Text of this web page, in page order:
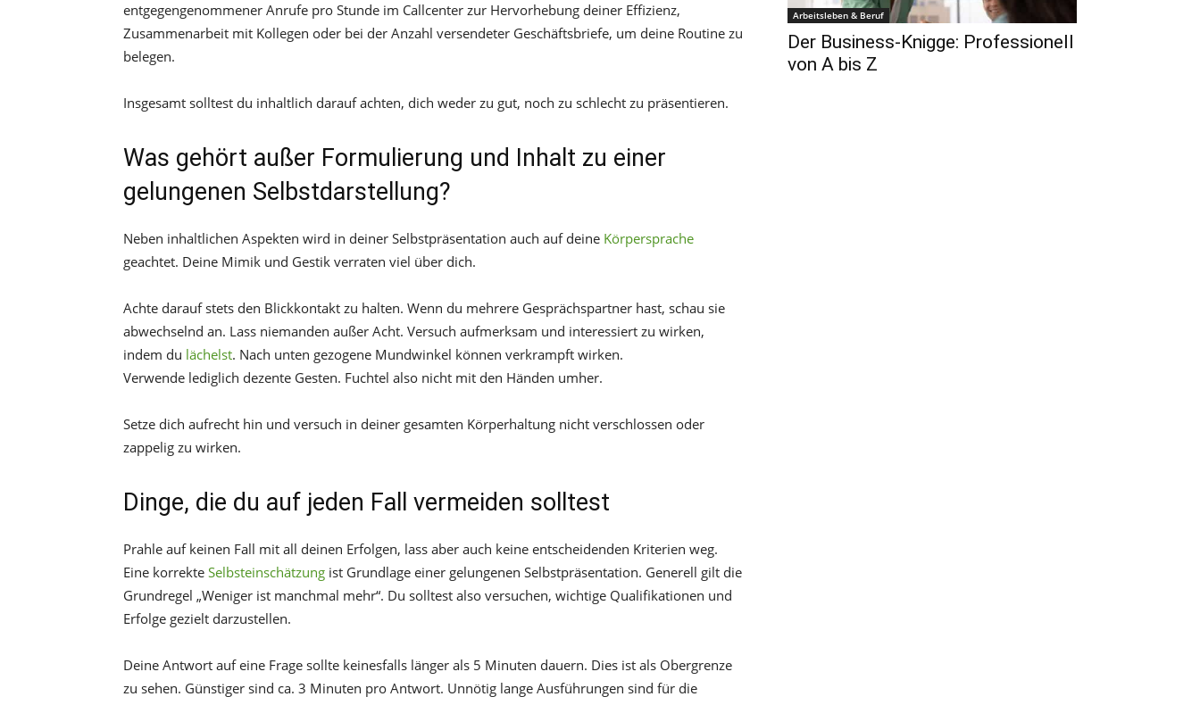
entgegengenommener Anrufe pro Stunde im Callcenter zur Hervorhebung deiner Effizienz,
Zusammenarbeit mit Kollegen oder bei der Anzahl versendeter Geschäftsbriefe, um deine Routine zu
belegen.
Insgesamt solltest du inhaltlich darauf achten, dich weder zu gut, noch zu schlecht zu präsentieren.
Was gehört außer Formulierung und Inhalt zu einer
gelungenen Selbstdarstellung?
Neben inhaltlichen Aspekten wird in deiner Selbstpräsentation auch auf deine Körpersprache
geachtet. Deine Mimik und Gestik verraten viel über dich.
Achte darauf stets den Blickkontakt zu halten. Wenn du mehrere Gesprächspartner hast, schau sie
abwechselnd an. Lass niemanden außer Acht. Versuch aufmerksam und interessiert zu wirken,
indem du lächelst. Nach unten gezogene Mundwinkel können verkrampft wirken.
Verwende lediglich dezente Gesten. Fuchtel also nicht mit den Händen umher.
Setze dich aufrecht hin und versuch in deiner gesamten Körperhaltung nicht verschlossen oder
zappelig zu wirken.
Dinge, die du auf jeden Fall vermeiden solltest
Prahle auf keinen Fall mit all deinen Erfolgen, lass aber auch keine entscheidenden Kriterien weg.
Eine korrekte Selbsteinschätzung ist Grundlage einer gelungenen Selbstpräsentation. Generell gilt die
Grundregel „Weniger ist manchmal mehr“. Du solltest also versuchen, wichtige Qualifikationen und
Erfolge gezielt darzustellen.
Deine Antwort auf eine Frage sollte keinesfalls länger als 5 Minuten dauern. Dies ist als Obergrenze
zu sehen. Günstiger sind ca. 3 Minuten pro Antwort. Unnötig lange Ausführungen sind für die
Arbeitsleben & Beruf
Der Business-Knigge: Professionell
von A bis Z